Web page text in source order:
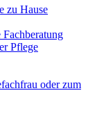
zu Hause
Pflege
oder zum